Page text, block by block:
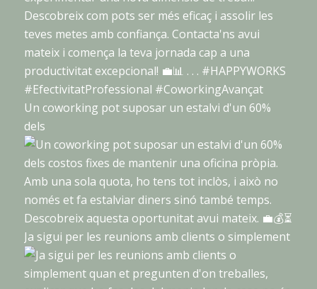
Un coworking pot suposar un estalvi d'un 60%
dels
Ja sigui per les reunions amb clients o simplement